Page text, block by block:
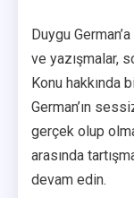
Duygu
ve yazışmalar,
Konu hakkında
German’ın
gerçek olup
arasında
devam edin.